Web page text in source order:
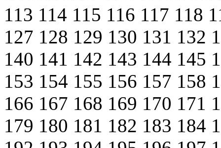
113 114 115 116 117 118
127 128 129 130 131 132
140 141 142 143 144 145
153 154 155 156 157 158
166 167 168 169 170 171
179 180 181 182 183 184